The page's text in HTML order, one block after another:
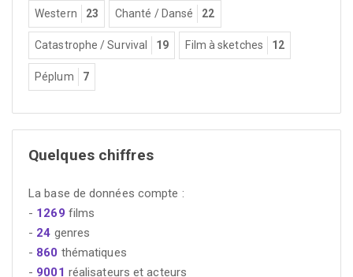
Western 23 Chanté / Dansé 22
Catastrophe / Survival 19 Film à sketches 12
Péplum 7
Quelques chiffres
La base de données compte :
- 1269 films
- 24 genres
- 860 thématiques
- 9001 réalisateurs et acteurs